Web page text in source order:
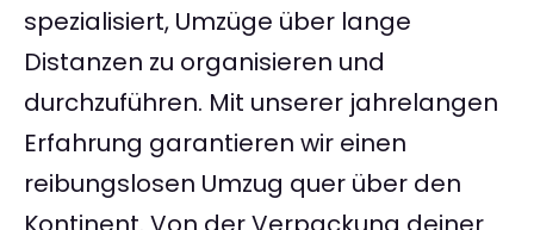
spezialisiert, Umzüge über lange
Distanzen zu organisieren und
durchzuführen. Mit unserer jahrelangen
Erfahrung garantieren wir einen
reibungslosen Umzug quer über den